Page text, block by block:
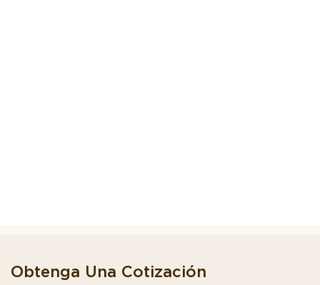
Obtenga Una Cotización